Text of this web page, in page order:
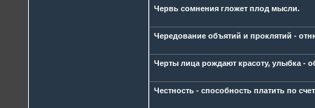
Червь сомнения гложет плод мысли.
Чередование объятий и проклятий -
Черты лица рождают красоту, улыбка -
Честность - способность платить по